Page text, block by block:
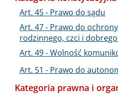
Art. 45 - Prawo do sądu
Art. 47 - Prawo do
rodzinnego, czci i
Art. 49 - Wolność
Art. 51 - Prawo do
Kategoria prawna i